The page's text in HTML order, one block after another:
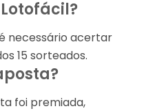
necessário acertar
15 sorteados.
foi premiada,